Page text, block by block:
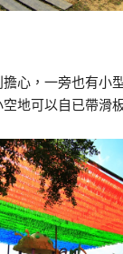
心，一旁也有小
地可以自已帶滑